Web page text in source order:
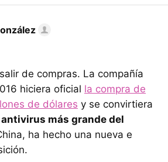
de compras. La compañía
hiciera oficial la compra de
de dólares y se convirtiera
más grande del
ha hecho una nueva e